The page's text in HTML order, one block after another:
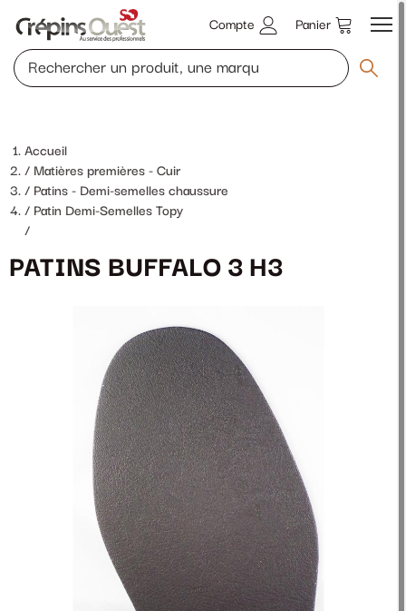
Compte Panier
Accueil
Matières premières - Cuir
Patins - Demi-semelles chaussure
Patin Demi-Semelles Topy
/
PATINS BUFFALO 3 H3